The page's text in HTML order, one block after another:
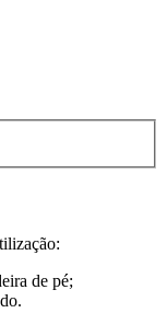
de pé;